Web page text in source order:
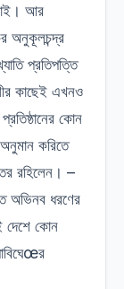
আর
অনুকূলচন্দ্র
প্রতিপত্তি
কাছেই এখনও
কোন
করিতে
রহিলেন। –
অভিনব ধরণের
দেশে কোন